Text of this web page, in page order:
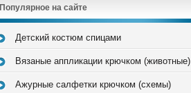
Популярное на сайте
Детский костюм спицами
Вязаные аппликации крючком (животные)
Ажурные салфетки крючком (схемы)